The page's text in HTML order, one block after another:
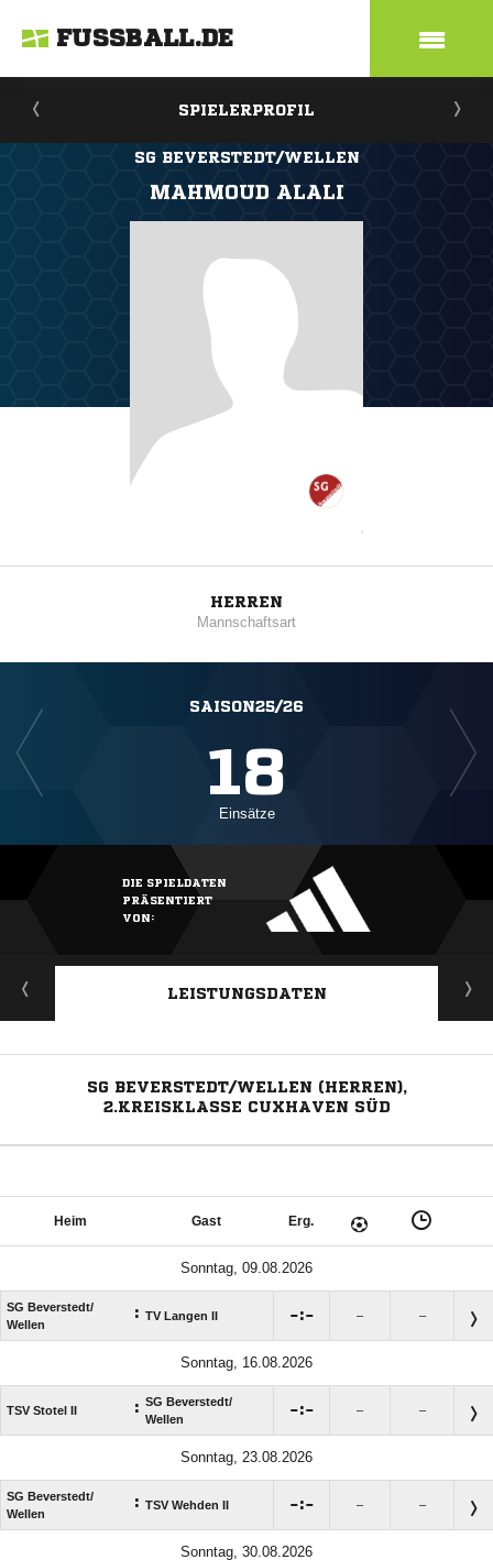
FUSSBALL.DE
SPIELERPROFIL
SG BEVERSTEDT/WELLEN
MAHMOUD ALALI
HERREN
Mannschaftsart
SAISON25/26
18
Einsätze
DIE SPIELDATEN
PRÄSENTIERT
VON:
LEISTUNGSDATEN
SG BEVERSTEDT/WELLEN (HERREN),
2.KREISKLASSE CUXHAVEN SÜD
Heim Gast Erg.
Sonntag, 09.08.2026
SG Beverstedt/​
Wellen
: TV Langen II : – –
Sonntag, 16.08.2026
TSV Stotel II : SG Beverstedt/​
Wellen
: – –
Sonntag, 23.08.2026
SG Beverstedt/​
Wellen
: TSV Wehden II : – –
Sonntag, 30.08.2026